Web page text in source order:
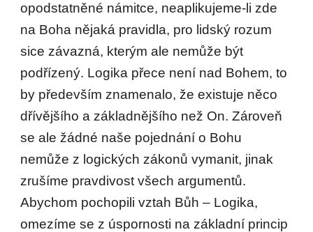
opodstatněné námitce, neaplikujeme-li zde
na Boha nějaká pravidla, pro lidský rozum
sice závazná, kterým ale nemůže být
podřízený. Logika přece není nad Bohem, to
by především znamenalo, že existuje něco
dřívějšího a základnějšího než On. Zároveň
se ale žádné naše pojednání o Bohu
nemůže z logických zákonů vymanit, jinak
zrušíme pravdivost všech argumentů.
Abychom pochopili vztah Bůh – Logika,
omezíme se z úspornosti na základní princip